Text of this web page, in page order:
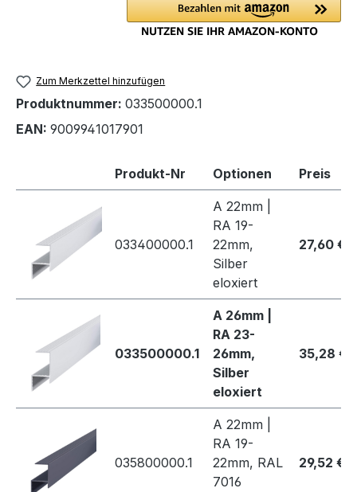
Zum Merkzettel hinzufügen
Produktnummer: 033500000.1
EAN: 9009941017901
Produkt-Nr Optionen Preis
033400000.1
A 22mm |
RA 19-
22mm,
Silber
eloxiert
27,60 €
033500000.1
A 26mm |
RA 23-
26mm,
Silber
eloxiert
35,28 €
035800000.1
A 22mm |
RA 19-
22mm, RAL
7016
29,52 €